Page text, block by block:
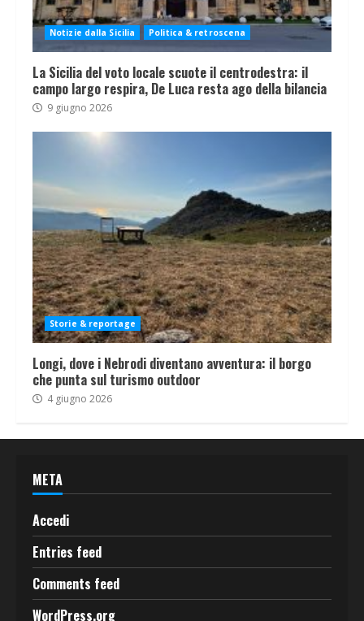
Notizie dalla Sicilia Politica & retroscena
La Sicilia del voto locale scuote il centrodestra: il
campo largo respira, De Luca resta ago della bilancia
9 giugno 2026
Storie & reportage
Longi, dove i Nebrodi diventano avventura: il borgo
che punta sul turismo outdoor
4 giugno 2026
META
Accedi
Entries feed
Comments feed
WordPress.org